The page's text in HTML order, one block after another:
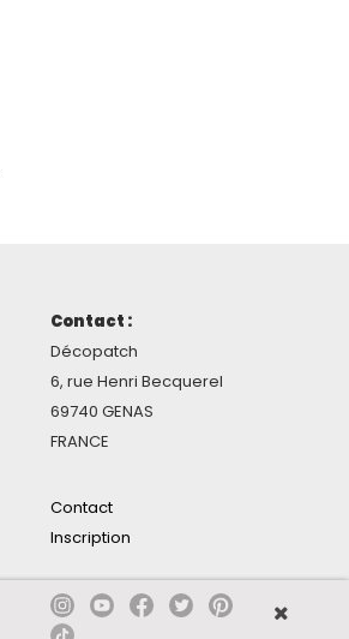
Contact :
Décopatch
6, rue Henri Becquerel
69740 GENAS
FRANCE
Contact
Inscription